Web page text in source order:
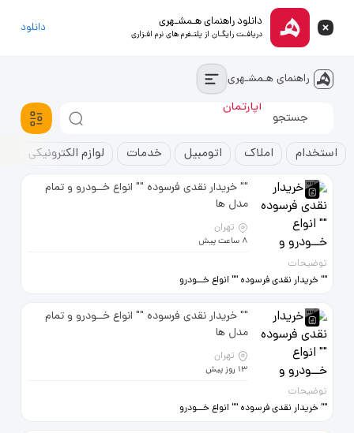
دانلود راهنمای هـمشـهری
دریافـت رایگـان از پلتـفرم های نرم افـزاری دانلود
راهنمای هـمشـهری
استخدام املاک اتومبیل خدمات لوازم الکترونیکی
"" خریدار نقدی فرسوده "" انواع خــودرو و تمام
مدل ها
تهران
8 ساعت پیش
توضیحات
"" خریدار نقدی فرسوده "" انواع خــودرو
09122586842
"" خریدار نقدی فرسوده "" انواع خــودرو و تمام
مدل ها
تهران
13 روز پیش
توضیحات
"" خریدار نقدی فرسوده "" انواع خــودرو